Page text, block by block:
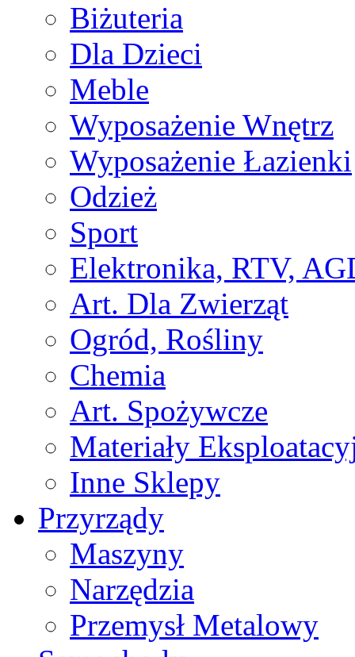
Biżuteria
Dla Dzieci
Meble
Wyposażenie Wnętrz
Wyposażenie Łazienki
Odzież
Sport
Elektronika, RTV,
Art. Dla Zwierząt
Ogród, Rośliny
Chemia
Art. Spożywcze
Materiały
Inne Sklepy
Przyrządy
Maszyny
Narzędzia
Przemysł Metalowy